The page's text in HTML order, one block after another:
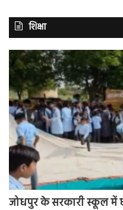
शिक्षा
जोधपुर के सरकारी स्कूल में